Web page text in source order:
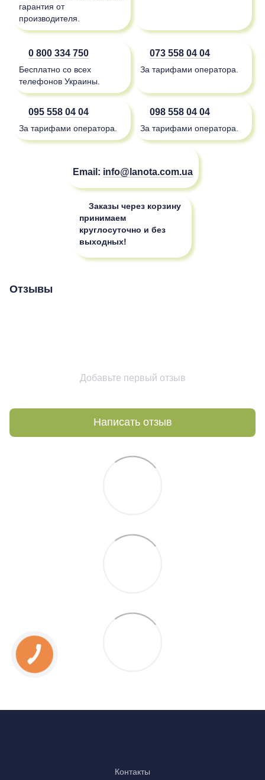
гарантия от
производителя.
0 800 334 750
Бесплатно со всех
телефонов Украины.
073 558 04 04
За тарифами оператора.
095 558 04 04
За тарифами оператора.
098 558 04 04
За тарифами оператора.
Email: info@lanota.com.ua
Заказы через корзину
принимаем
круглосуточно и без
выходных!
Отзывы
Добавьте первый отзыв
Написать отзыв
Контакты